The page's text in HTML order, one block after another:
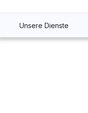
Unsere Dienste